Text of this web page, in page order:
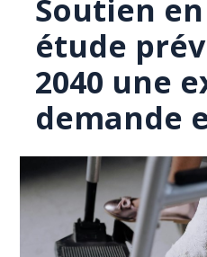
Soutien
étude
2040 une
demande